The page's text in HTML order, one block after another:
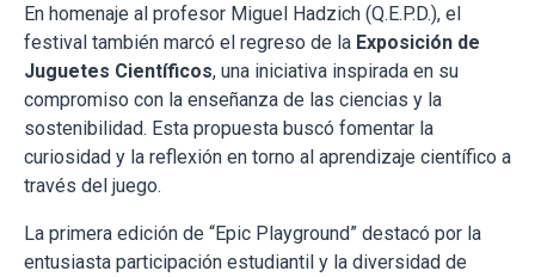
En homenaje al profesor Miguel Hadzich (Q.E.P.D.), el
festival también marcó el regreso de la Exposición de
Juguetes Científicos, una iniciativa inspirada en su
compromiso con la enseñanza de las ciencias y la
sostenibilidad. Esta propuesta buscó fomentar la
curiosidad y la reflexión en torno al aprendizaje científico a
través del juego.
La primera edición de “Epic Playground” destacó por la
entusiasta participación estudiantil y la diversidad de